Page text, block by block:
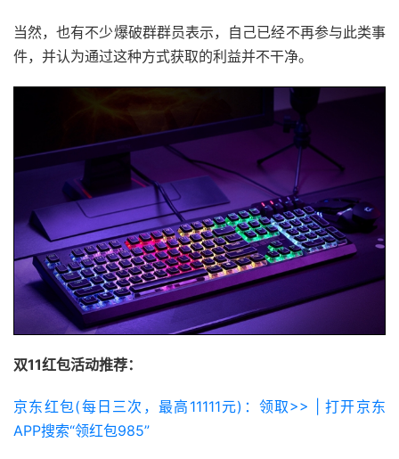
当然，也有不少爆破群群员表示，自己已经不再参与此类事
件，并认为通过这种方式获取的利益并不干净。
双11红包活动推荐：
京东红包(每日三次，最高11111元)：领取>> | 打开京东
APP搜索“领红包985”